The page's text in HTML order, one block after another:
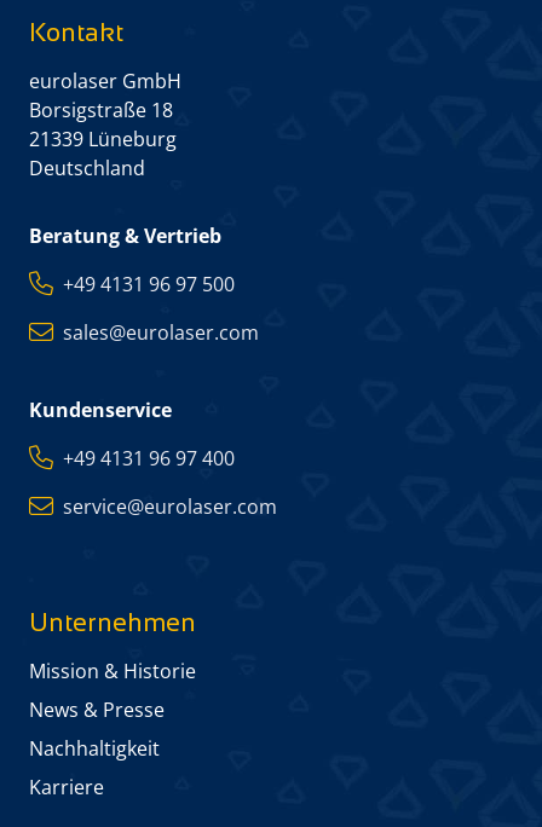
Kontakt
eurolaser GmbH
Borsigstraße 18
21339 Lüneburg
Deutschland
Beratung & Vertrieb
+49 4131 96 97 500
sales@eurolaser.com
Kundenservice
+49 4131 96 97 400
service@eurolaser.com
Unternehmen
Mission & Historie
News & Presse
Nachhaltigkeit
Karriere